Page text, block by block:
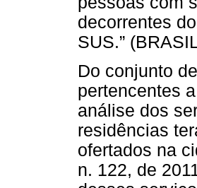
decorrentes
SUS.”
Do conjunto
pertencentes
análise dos
residências
ofertados na
n. 122, de